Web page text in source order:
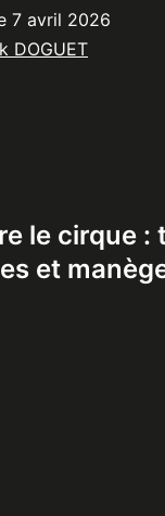
7 avril 2026
DOGUET
le cirque :
et